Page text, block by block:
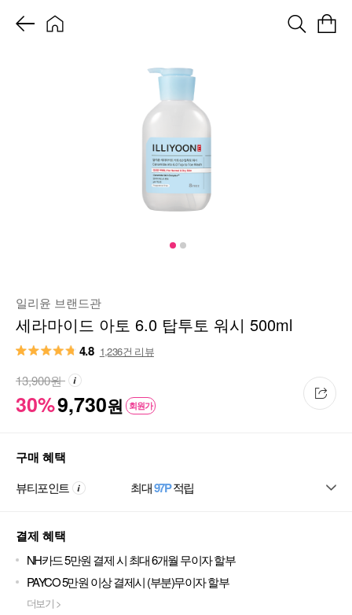
일리윤 브랜드관
세라마이드 아토 6.0 탑투토 워시 500ml
4.8 1,236건 리뷰
30%9,730원 회원가
13,900원
구매 혜택
뷰티포인트 최대97P적립
결제 혜택
NH카드 5만원 결제 시 최대 6개월 무이자 할부
PAYCO 5만원 이상 결제시 (부분)무이자 할부
더보기 >